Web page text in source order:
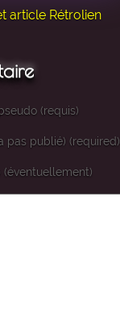
article Rétrolien
(requis)
pas publié) (required)
(éventuellement)